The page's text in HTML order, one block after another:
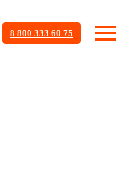
8 800 333 60 75